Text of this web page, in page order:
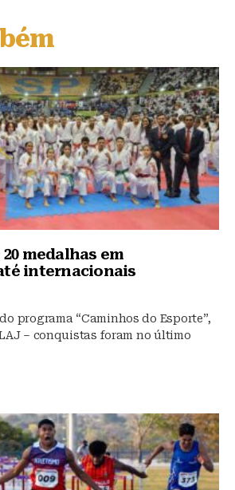
s
A
p
p
medalhas em
internacionais
programa “Caminhos do Esporte”,
– conquistas foram no último